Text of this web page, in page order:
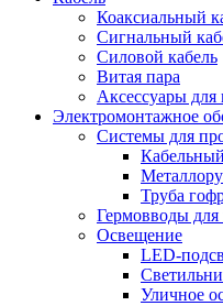
Коаксиальный
Сигнальный
Силовой кабель
Витая пара
Аксессуары для
Электромонтажное
Системы для
Труба
Гермовводы для
Освещение
LED-
Уличное